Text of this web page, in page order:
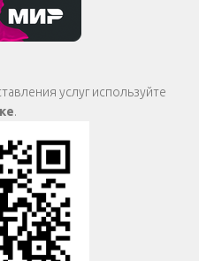
услуг используйте
.